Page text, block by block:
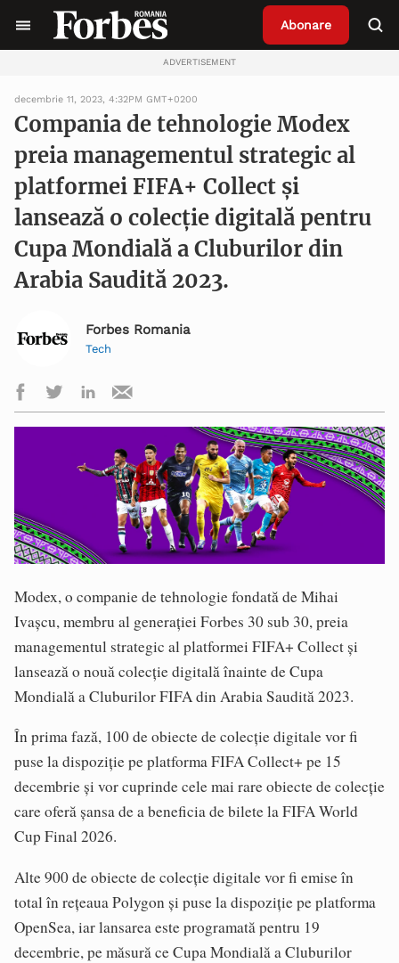
Abonare
ADVERTISEMENT
decembrie 11, 2023, 4:32PM GMT+0200
Compania de tehnologie Modex
preia managementul strategic al
platformei FIFA+ Collect și
lansează o colecție digitală pentru
Cupa Mondială a Cluburilor din
Arabia Saudită 2023.
Forbes Romania
Tech
Modex, o companie de tehnologie fondată de Mihai
Ivaşcu, membru al generației Forbes 30 sub 30, preia
managementul strategic al platformei FIFA+ Collect și
lansează o nouă colecție digitală înainte de Cupa
Mondială a Cluburilor FIFA din Arabia Saudită 2023.
În prima fază, 100 de obiecte de colecție digitale vor fi
puse la dispoziție pe platforma FIFA Collect+ pe 15
decembrie și vor cuprinde cele mai rare obiecte de colecție
care oferă șansa de a beneficia de bilete la FIFA World
Cup Final 2026.
Alte 900 de obiecte de colecție digitale vor fi emise în
total în rețeaua Polygon și puse la dispoziție pe platforma
OpenSea, iar lansarea este programată pentru 19
decembrie, pe măsură ce Cupa Mondială a Cluburilor